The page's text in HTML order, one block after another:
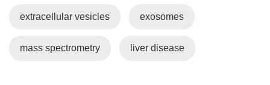
extracellular vesicles exosomes
mass spectrometry liver disease